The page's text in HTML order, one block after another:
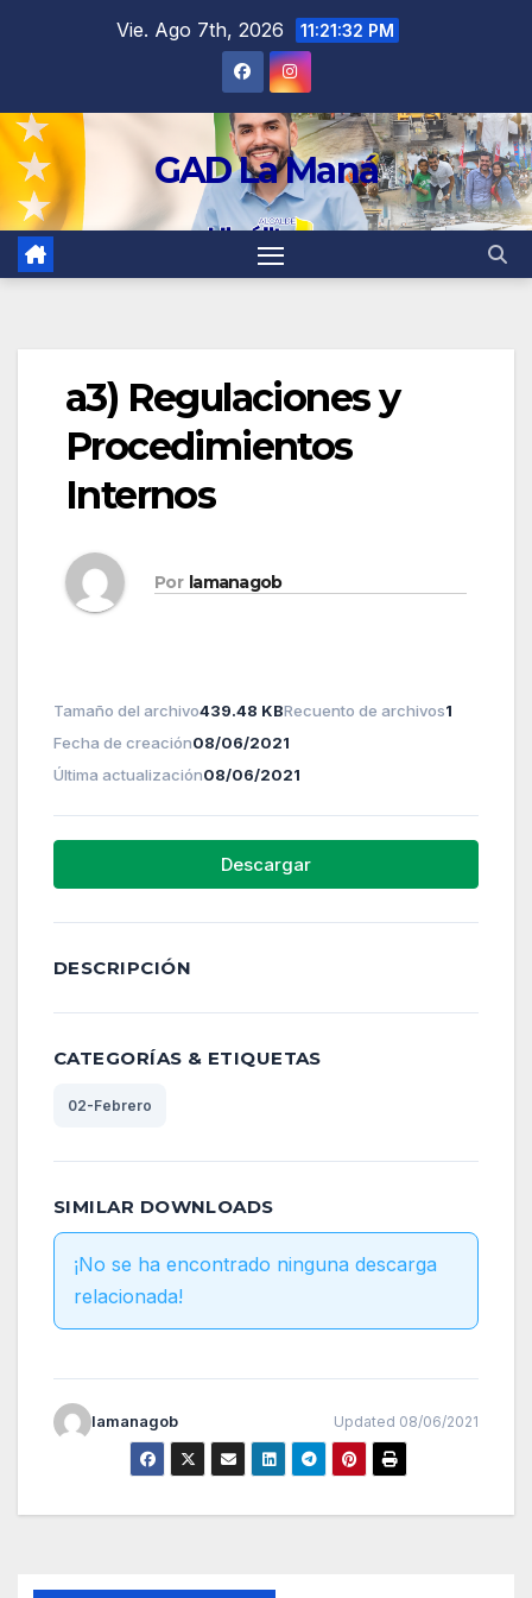
Vie. Ago 7th, 2026 11:21:32 PM
GAD La Maná
a3) Regulaciones y
Procedimientos
Internos
Por lamanagob
Tamaño del archivo439.48 KBRecuento de archivos1
Fecha de creación08/06/2021
Última actualización08/06/2021
Descargar
DESCRIPCIÓN
CATEGORÍAS & ETIQUETAS
02-Febrero
SIMILAR DOWNLOADS
¡No se ha encontrado ninguna descarga
relacionada!
lamanagob Updated 08/06/2021